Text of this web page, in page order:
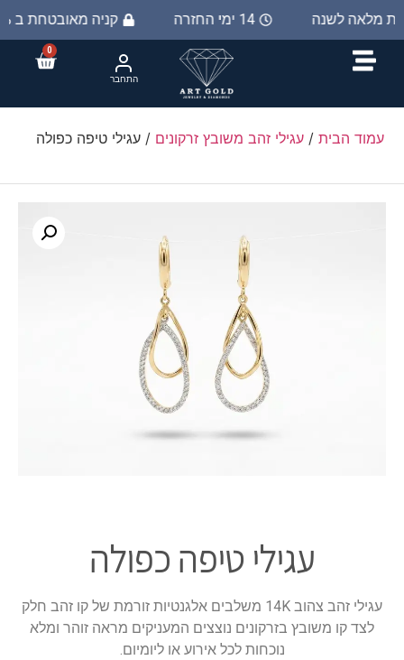
קניה מאובטחת ב 100% 14 ימי החזרה מלאה לשנה
0
התחבר
עמוד הבית / עגילי זהב משובץ זרקונים / עגילי טיפה כפולה
עגילי טיפה כפולה
עגילי זהב צהוב 14K משלבים אלגנטיות זורמת של קו זהב חלק
לצד קו משובץ בזרקונים נוצצים המעניקים מראה זוהר ומלא
נוכחות לכל אירוע או ליומיום.